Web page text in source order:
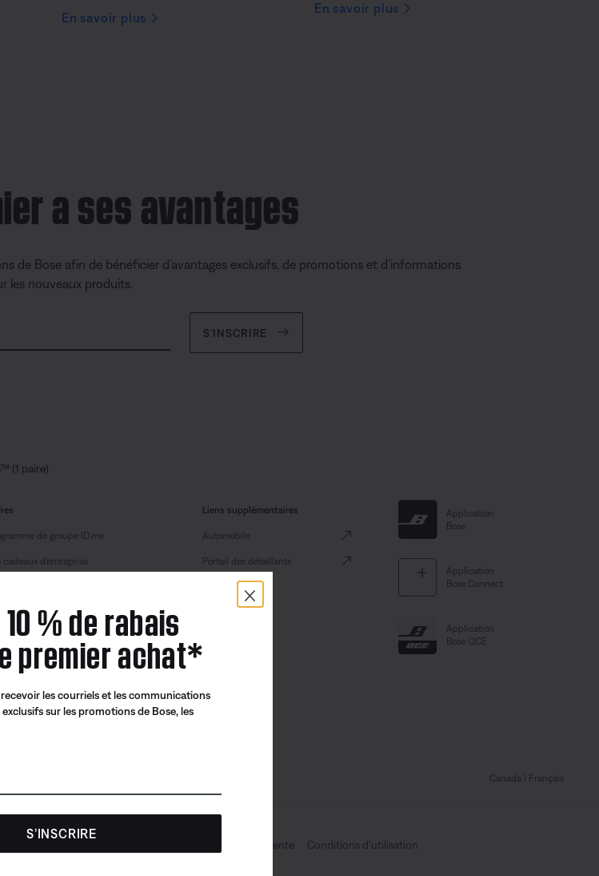
En savoir plus
En savoir plus
a ses avantages
de Bose afin de bénéficier d’avantages exclusifs, de promotions et d’informations
les nouveaux produits.
S’INSCRIRE
(1 paire)
de groupe ID.me
cadeaux d’entreprise
remis à neuf certifiés
Liens supplémentaires
Automobile
Portail des détaillants
Application
Bose
Application
Bose Connect
Application
Bose QCE
Canada | Français
Conditions générales de vente
Conditions d'utilisation
×
% de rabais
premier achat*
les courriels et les communications
sur les promotions de Bose, les
S’INSCRIRE